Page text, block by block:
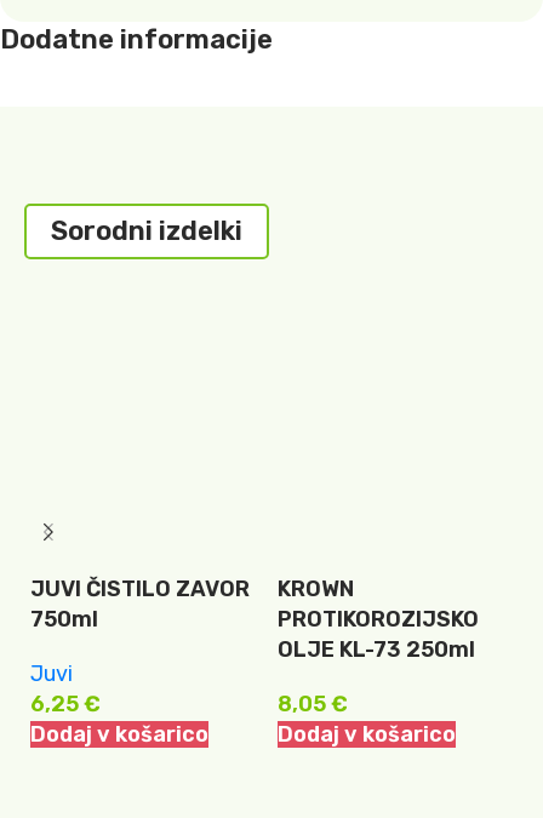
Dodatne informacije
Sorodni izdelki
JUVI ČISTILO ZAVOR
750ml
Juvi
6,25€
Dodaj v košarico
KROWN
PROTIKOROZIJSKO
OLJE KL-73 250ml
8,05€
Dodaj v košarico